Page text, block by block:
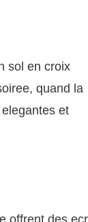
sol en croix
quand la
et
offrent des